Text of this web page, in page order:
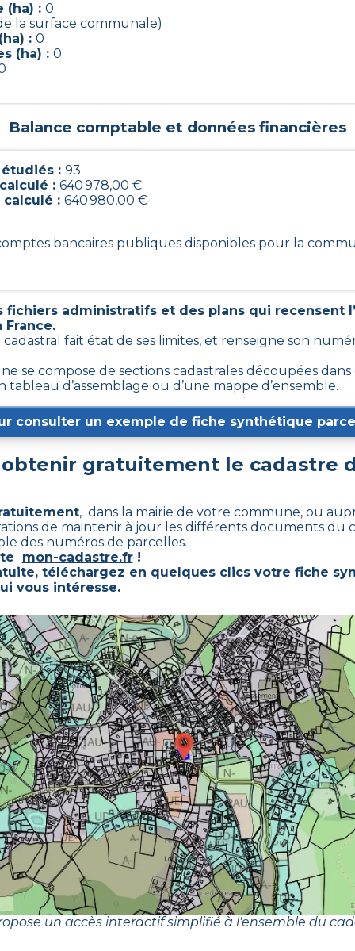
(ha) : 0
la surface communale)
: 0
(ha) : 0
Balance comptable et données financières
: 93
: 640 978,00 €
: 640 980,00 €
bancaires publiques disponibles pour la
fichiers administratifs et des plans qui recensent
fait état de ses limites, et renseigne son
se compose de sections cadastrales découpées
d’assemblage ou d’une mappe d’ensemble.
consulter un exemple de fiche synthétique
gratuitement le cadastre
, dans la mairie de votre commune, ou
de maintenir à jour les différents documents du
des numéros de parcelles.
mon-cadastre.fr!
téléchargez en quelques clics votre fiche
vous intéresse.
un accès interactif simplifié à l'ensemble du